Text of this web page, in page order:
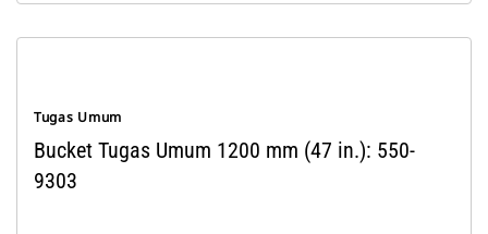
Tugas Umum
Bucket Tugas Umum 1200 mm (47 in.): 550-
9303